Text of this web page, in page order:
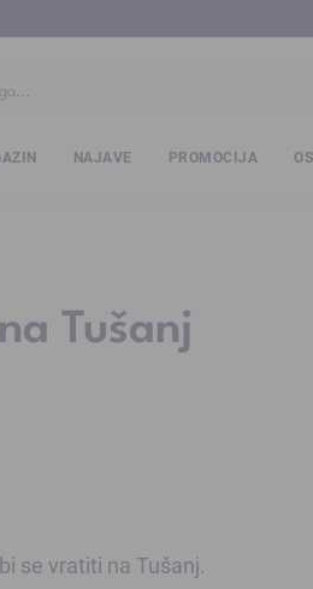
NAJAVE PROMOCIJA
Tušanj
se vratiti na Tušanj.